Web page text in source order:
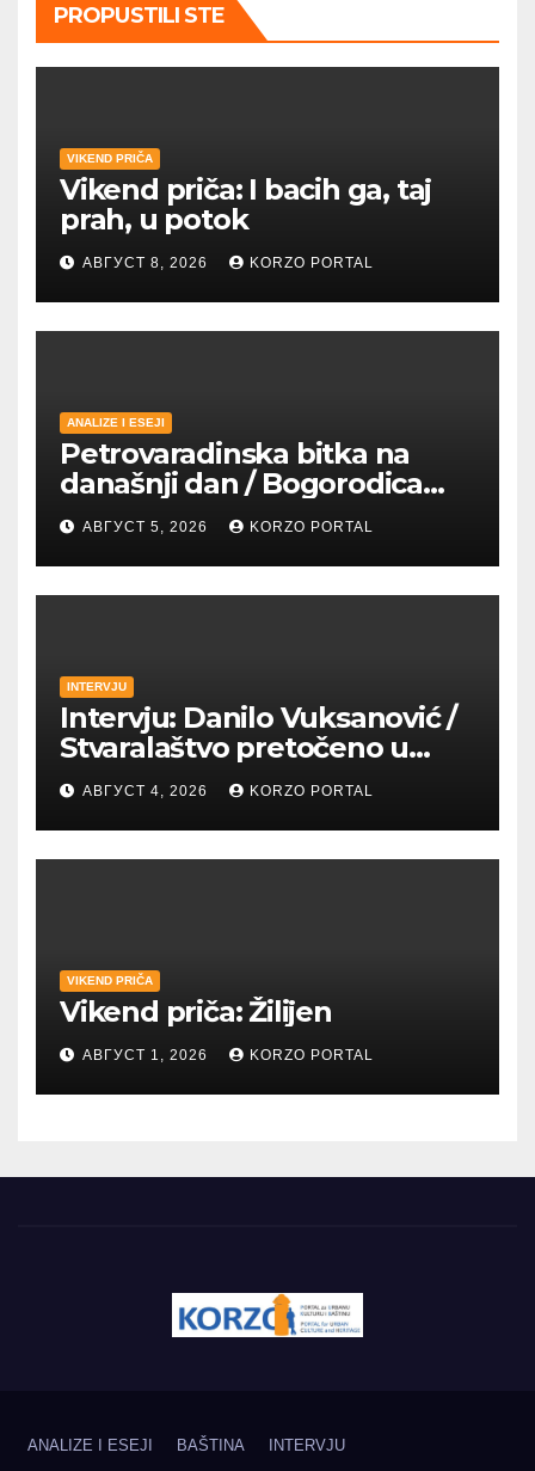
PROPUSTILI STE
VIKEND PRIČA
Vikend priča: I bacih ga, taj
prah, u potok
АВГУСТ 8, 2026 KORZO PORTAL
ANALIZE I ESEJI
Petrovaradinska bitka na
današnji dan / Bogorodica
pobednica u
petrovaradinskom Podgrađu
АВГУСТ 5, 2026 KORZO PORTAL
INTERVJU
Intervju: Danilo Vuksanović /
Stvaralaštvo pretočeno u
umetnost i reči
АВГУСТ 4, 2026 KORZO PORTAL
VIKEND PRIČA
Vikend priča: Žilijen
АВГУСТ 1, 2026 KORZO PORTAL
ANALIZE I ESEJI BAŠTINA INTERVJU